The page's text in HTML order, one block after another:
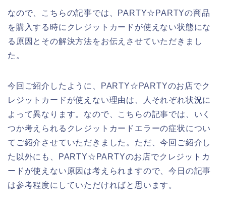
なので、こちらの記事では、PARTY☆PARTYの商品
を購入する時にクレジットカードが使えない状態にな
る原因とその解決方法をお伝えさせていただきまし
た。
今回ご紹介したように、PARTY☆PARTYのお店でク
レジットカードが使えない理由は、人それぞれ状況に
よって異なります。なので、こちらの記事では、いく
つか考えられるクレジットカードエラーの症状につい
てご紹介させていただきました。ただ、今回ご紹介し
た以外にも、PARTY☆PARTYのお店でクレジットカ
ードが使えない原因は考えられますので、今日の記事
は参考程度にしていただければと思います。